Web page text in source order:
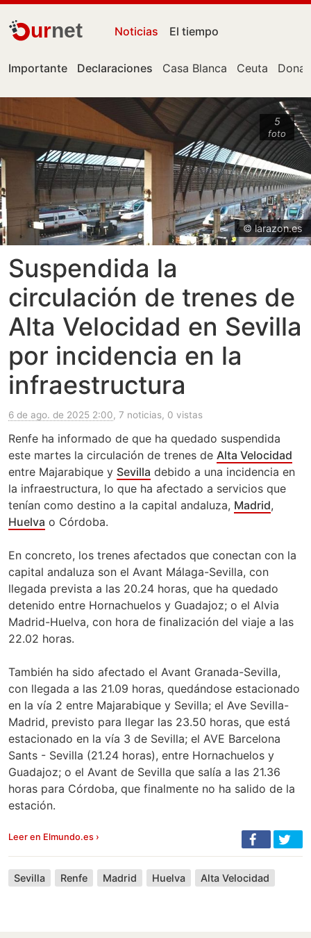
urnet Noticias El tiempo
Importante Declaraciones Casa Blanca Ceuta
5
foto
© larazon.es
Suspendida la
circulación de trenes de
Alta Velocidad en Sevilla
por incidencia en la
infraestructura
6 de ago. de 2025 2:00, 7 noticias, 0 vistas
Renfe ha informado de que ha quedado suspendida
este martes la circulación de trenes de Alta Velocidad
entre Majarabique y Sevilla debido a una incidencia en
la infraestructura, lo que ha afectado a servicios que
tenían como destino a la capital andaluza, Madrid,
Huelva o Córdoba.
En concreto, los trenes afectados que conectan con la
capital andaluza son el Avant Málaga-Sevilla, con
llegada prevista a las 20.24 horas, que ha quedado
detenido entre Hornachuelos y Guadajoz; o el Alvia
Madrid-Huelva, con hora de finalización del viaje a las
22.02 horas.
También ha sido afectado el Avant Granada-Sevilla,
con llegada a las 21.09 horas, quedándose estacionado
en la vía 2 entre Majarabique y Sevilla; el Ave Sevilla-
Madrid, previsto para llegar las 23.50 horas, que está
estacionado en la vía 3 de Sevilla; el AVE Barcelona
Sants - Sevilla (21.24 horas), entre Hornachuelos y
Guadajoz; o el Avant de Sevilla que salía a las 21.36
horas para Córdoba, que finalmente no ha salido de la
estación.
Leer en Elmundo.es ›
Sevilla Renfe Madrid Huelva Alta Velocidad